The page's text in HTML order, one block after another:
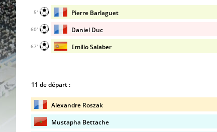
Pierre Barlaguet
5'
Daniel Duc
60'
Emilio Salaber
67'
11 de départ :
Alexandre Roszak
Mustapha Bettache